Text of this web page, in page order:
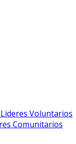
Voluntarios
Comunitarios